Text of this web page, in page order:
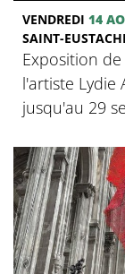
VENDREDI 14
SAINT-
Exposition
l'artiste Lydie
jusqu'au 29